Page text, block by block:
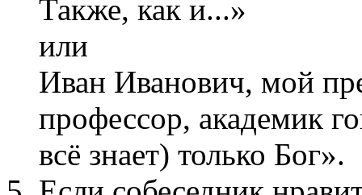
Также, как и...»
или
Иван Иванович, мой
профессор, академик
всё знает) только Бог».